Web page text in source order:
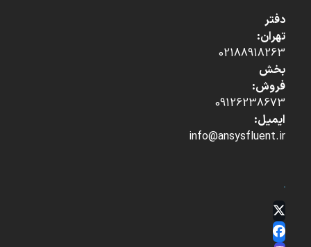
دفتر
تهران:
02188918263
بخش
فروش:
09126238673
ایمیل:
info@ansysfluent.ir
Twitter
(deprecated)
Facebook